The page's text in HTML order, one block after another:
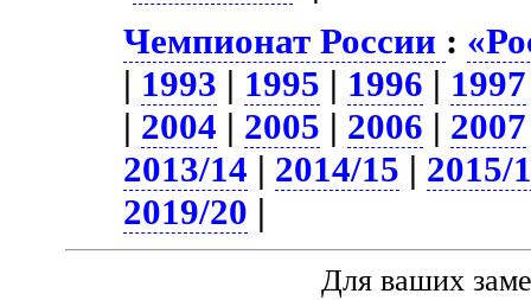
Чемпионат России :
| 1993 | 1995 | 1996 | 1997
| 2004 | 2005 | 2006 | 2007
2013/14 | 2014/15 | 2015/
2019/20 |
Для ваших